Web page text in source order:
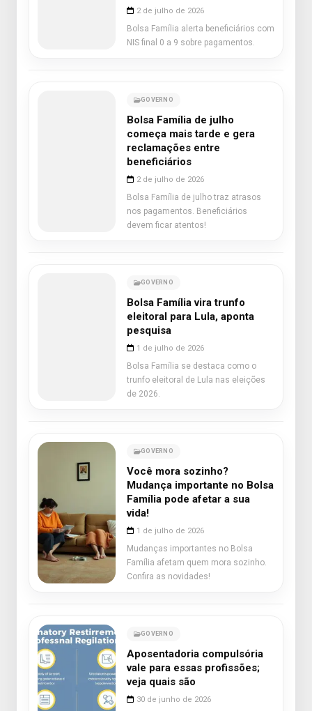
2 de julho de 2026
Bolsa Família alerta beneficiários com
NIS final 0 a 9 sobre pagamentos.
GOVERNO
Bolsa Família de julho
começa mais tarde e gera
reclamações entre
beneficiários
2 de julho de 2026
Bolsa Família de julho traz atrasos
nos pagamentos. Beneficiários
devem ficar atentos!
GOVERNO
Bolsa Família vira trunfo
eleitoral para Lula, aponta
pesquisa
1 de julho de 2026
Bolsa Família se destaca como o
trunfo eleitoral de Lula nas eleições
de 2026.
GOVERNO
Você mora sozinho?
Mudança importante no Bolsa
Família pode afetar a sua
vida!
1 de julho de 2026
Mudanças importantes no Bolsa
Família afetam quem mora sozinho.
Confira as novidades!
GOVERNO
Aposentadoria compulsória
vale para essas profissões;
veja quais são
30 de junho de 2026